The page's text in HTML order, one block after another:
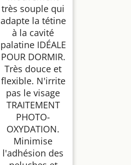
très souple qui
adapte la tétine
à la cavité
palatine IDÉALE
POUR DORMIR.
Très douce et
flexible. N'irrite
pas le visage
TRAITEMENT
PHOTO-
OXYDATION.
Minimise
l'adhésion des